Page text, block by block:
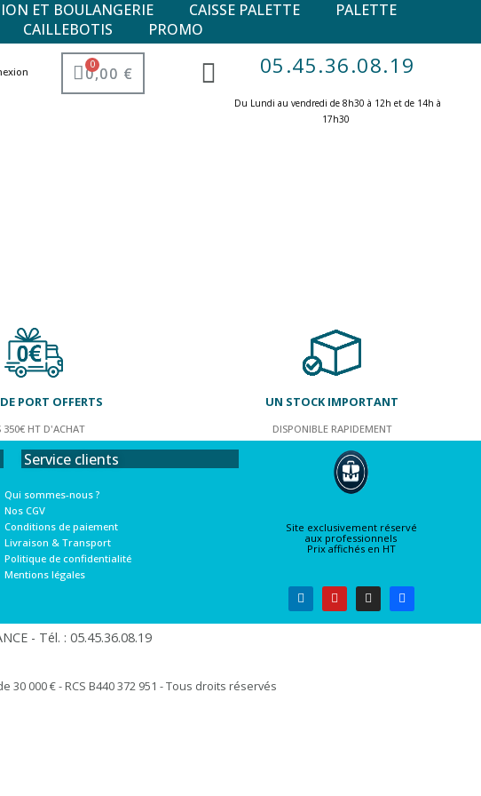
ET BOULANGERIE CAISSE PALETTE
PALETTE
CAILLEBOTIS PROMO
0,00 € 05.45.36.08.19
Du Lundi au vendredi de 8h30 à 12h et de 14h à
17h30 ​
PORT OFFERTS
350€ HT D'ACHAT
UN STOCK IMPORTANT
DISPONIBLE RAPIDEMENT
Service clients
Qui sommes-nous ?
Nos CGV
Conditions de paiement
Livraison & Transport
Politique de confidentialité
Mentions légales
Site exclusivement réservé
aux professionnels
Prix affichés en HT
- Tél. : 05.45.36.08.19​
30 000 € - RCS B440 372 951 - Tous droits réservés​​